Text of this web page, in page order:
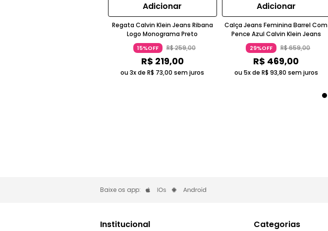
Adicionar
Regata Calvin Klein Jeans Ribana
Logo Monograma Preto
15%OFF R$259,00
R$ 219,00
ou 3x deR$ 73,00 sem juros
Adicionar
Calça Jeans Feminina Barrel Com
Pence Azul Calvin Klein Jeans
29%OFF R$659,00
R$ 469,00
ou 5x de R$ 93,80 sem juros
Baixe os app:
Institucional Categorias